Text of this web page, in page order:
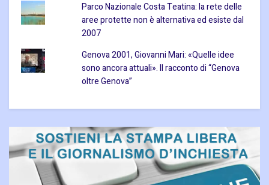
Parco Nazionale Costa Teatina: la rete delle
aree protette non è alternativa ed esiste dal
2007
Genova 2001, Giovanni Mari: «Quelle idee
sono ancora attuali». Il racconto di “Genova
oltre Genova”